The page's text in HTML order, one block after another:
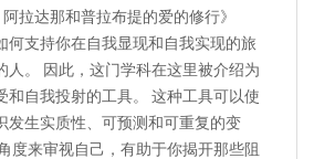
拉达那和普拉布提的爱的修行》
何支持你在自我显现和自我实现的旅
人。 因此，这门学科在这里被介绍为
和自我投射的工具。 这种工具可以使
发生实质性、可预测和可重复的变
度来审视自己，有助于你揭开那些阻